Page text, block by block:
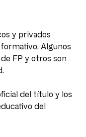
y privados
Algunos
FP y otros son
del título y los
del